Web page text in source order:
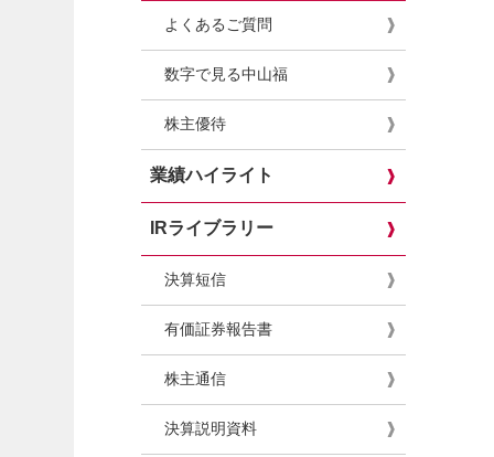
よくあるご質問
数字で見る中山福
株主優待
業績ハイライト
IRライブラリー
決算短信
有価証券報告書
株主通信
決算説明資料